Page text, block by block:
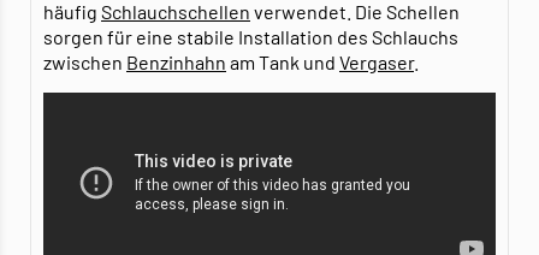
häufig Schlauchschellen verwendet. Die Schellen
sorgen für eine stabile Installation des Schlauchs
zwischen Benzinhahn am Tank und Vergaser.